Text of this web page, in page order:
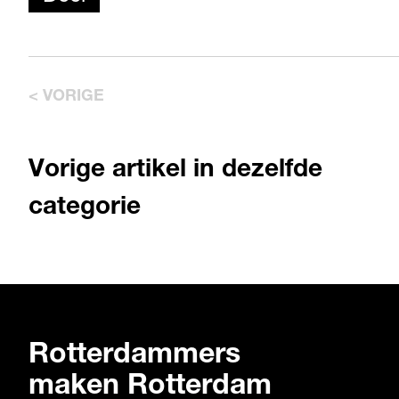
< VORIGE
Vorige artikel in dezelfde
categorie
Rotterdammers
maken Rotterdam